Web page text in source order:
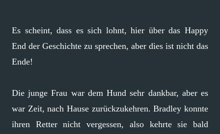
Es scheint, dass es sich lohnt, hier über das Happy
End der Geschichte zu sprechen, aber dies ist nicht das
Ende!
Die junge Frau war dem Hund sehr dankbar, aber es
war Zeit, nach Hause zurückzukehren. Bradley konnte
ihren Retter nicht vergessen, also kehrte sie bald